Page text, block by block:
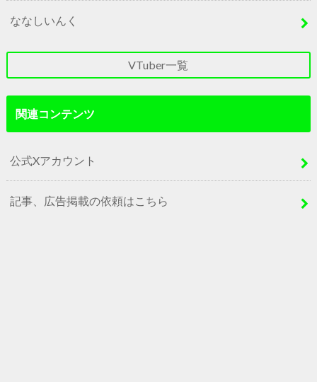
ななしいんく
VTuber一覧
関連コンテンツ
公式Xアカウント
記事、広告掲載の依頼はこちら